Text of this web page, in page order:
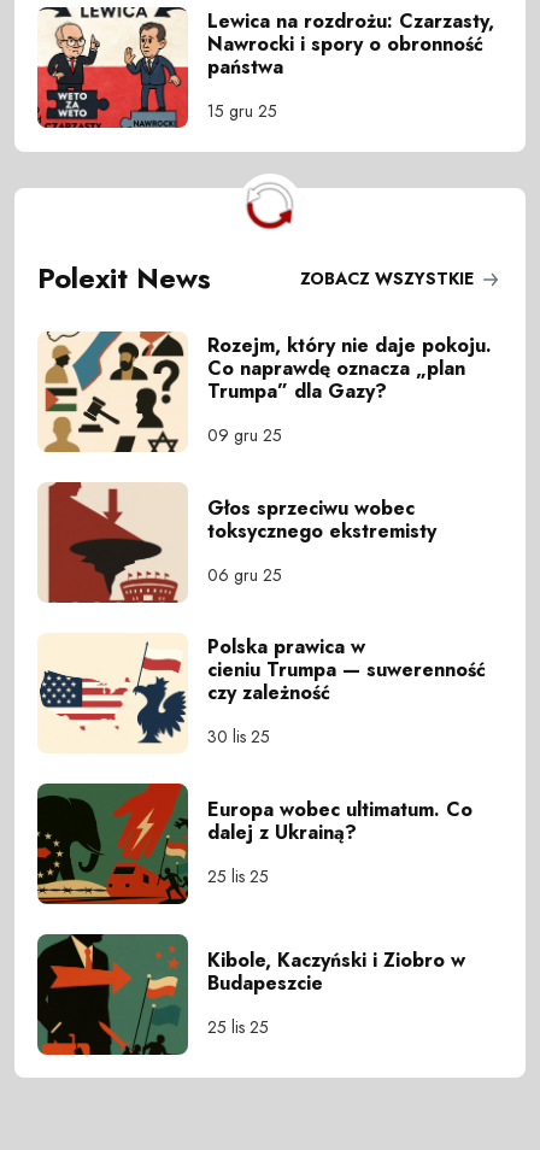
Lewica na rozdrożu: Czarzasty,
Nawrocki i spory o obronność
państwa
15 gru 25
Polexit News ZOBACZ WSZYSTKIE
Rozejm, który nie daje pokoju.
Co naprawdę oznacza „plan
Trumpa” dla Gazy?
09 gru 25
Głos sprzeciwu wobec
toksycznego ekstremisty
06 gru 25
Polska prawica w
cieniu Trumpa — suwerenność
czy zależność
30 lis 25
Europa wobec ultimatum. Co
dalej z Ukrainą?
25 lis 25
Kibole, Kaczyński i Ziobro w
Budapeszcie
25 lis 25